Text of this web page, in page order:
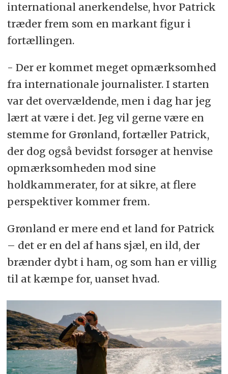
international anerkendelse, hvor Patrick
træder frem som en markant figur i
fortællingen.
- Der er kommet meget opmærksomhed
fra internationale journalister. I starten
var det overvældende, men i dag har jeg
lært at være i det. Jeg vil gerne være en
stemme for Grønland, fortæller Patrick,
der dog også bevidst forsøger at henvise
opmærksomheden mod sine
holdkammerater, for at sikre, at flere
perspektiver kommer frem.
Grønland er mere end et land for Patrick
– det er en del af hans sjæl, en ild, der
brænder dybt i ham, og som han er villig
til at kæmpe for, uanset hvad.